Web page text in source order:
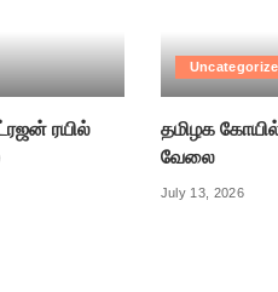
ரயில்
தமிழக
வேலை
July 13, 2026